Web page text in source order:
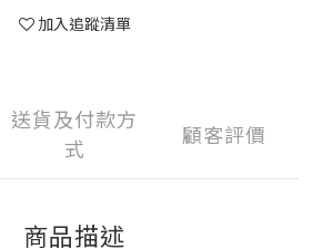
加入追蹤清單
送貨及付款方
式
顧客評價
商品描述